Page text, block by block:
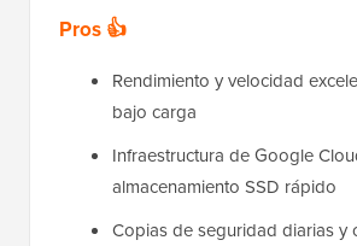
Pros 👍
Rendimiento y velocidad
bajo carga
Infraestructura de Google
almacenamiento SSD rápido
Copias de seguridad diarias y